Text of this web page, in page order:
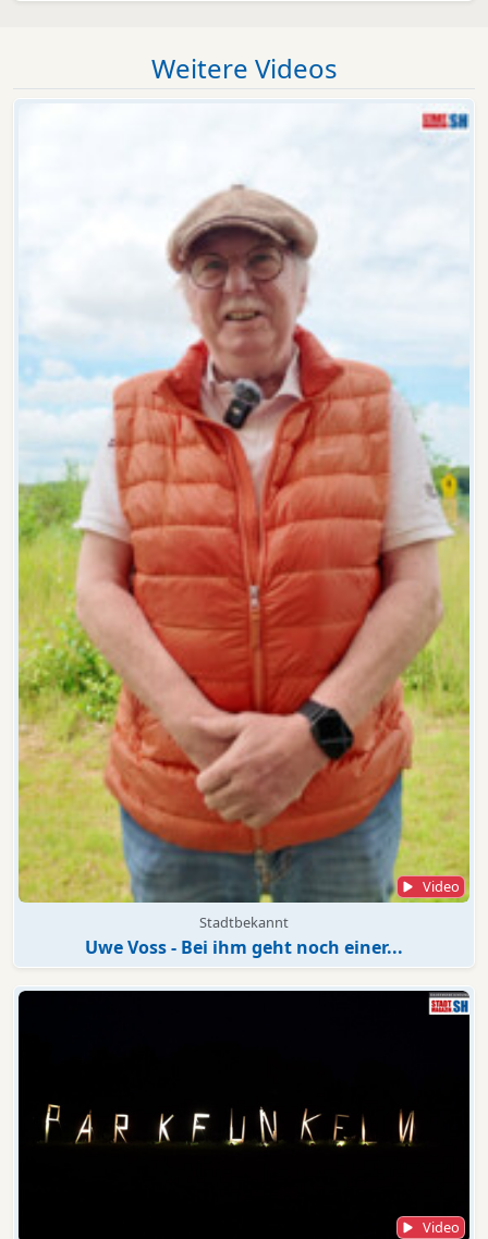
Weitere Videos
Video
Stadtbekannt
Uwe Voss - Bei ihm geht noch einer...
Video